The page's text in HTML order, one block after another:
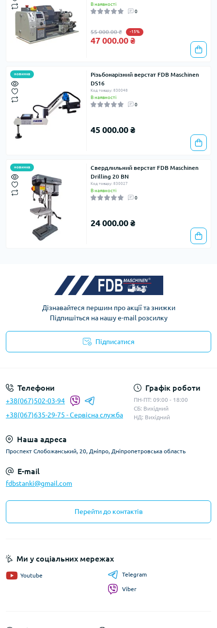
В наявності
0
55 000.00 ₴ -15%
47 000.00 ₴
новинка
Різьбонарізний верстат FDB Maschinen
DS16
Код товару: 830048
В наявності
0
45 000.00 ₴
новинка
Свердлильний верстат FDB Maschinen
Drilling 20 BN
Код товару: 830027
В наявності
0
24 000.00 ₴
Дізнавайтеся першим про акції та знижки
Підпишіться на нашу e-mail розсилку
Підписатися
Телефони
+38(067)502-03-94
+38(067)635-29-75 - Сервісна служба
Графік роботи
ПН-ПТ: 09:00 - 18:00
СБ: Вихідний
НД: Вихідний
Наша адреса
Проспект Слобожанський, 20, Дніпро, Дніпропетровська область
E-mail
fdbstanki@gmail.com
Перейти до контактів
Ми у соціальних мережах
Youtube Telegram
Viber